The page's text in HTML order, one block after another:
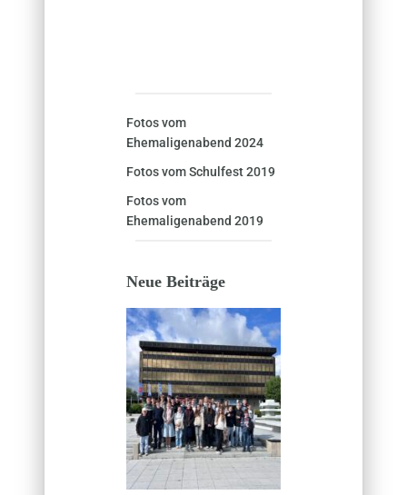
Fotos vom
Ehemaligenabend 2024
Fotos vom Schulfest 2019
Fotos vom
Ehemaligenabend 2019
Neue Beiträge